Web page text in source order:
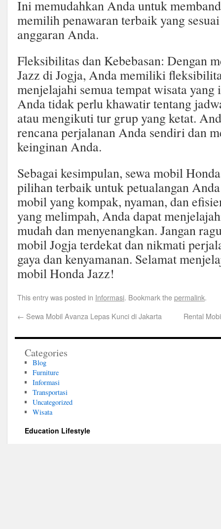
Ini memudahkan Anda untuk
memilih penawaran terbaik yang
anggaran Anda.
Fleksibilitas dan Kebebasan: Dengan
Jazz di Jogja, Anda memiliki
menjelajahi semua tempat wisata
Anda tidak perlu khawatir tentang
atau mengikuti tur grup yang ketat.
rencana perjalanan Anda sendiri dan
keinginan Anda.
Sebagai kesimpulan, sewa mobil
pilihan terbaik untuk petualangan
mobil yang kompak, nyaman, dan
yang melimpah, Anda dapat
mudah dan menyenangkan. Jangan
mobil Jogja terdekat dan nikmati
gaya dan kenyamanan. Selamat
mobil Honda Jazz!
This entry was posted in Informasi. Bookmark thepermalink.
← Sewa Mobil Avanza Lepas Kunci di Jakarta Rental
Categories
Blog
Furniture
Informasi
Transportasi
Uncategorized
Wisata
Education Lifestyle